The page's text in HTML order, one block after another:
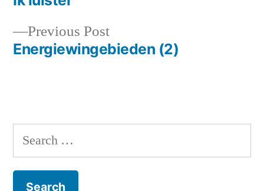
Post
navigation
Previous PostPrevious
post:
Energiewingebieden (2)
Search
for: